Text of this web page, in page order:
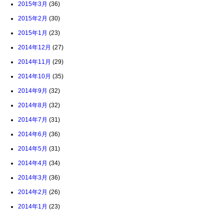
2015年3月 (36)
2015年2月 (30)
2015年1月 (23)
2014年12月 (27)
2014年11月 (29)
2014年10月 (35)
2014年9月 (32)
2014年8月 (32)
2014年7月 (31)
2014年6月 (36)
2014年5月 (31)
2014年4月 (34)
2014年3月 (36)
2014年2月 (26)
2014年1月 (23)